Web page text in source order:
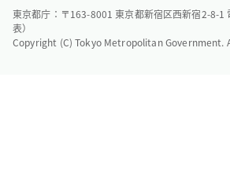
東京都庁：〒163-8001 東京都新宿区西新宿2-8-
表）
Copyright (C) Tokyo Metropolitan Government.